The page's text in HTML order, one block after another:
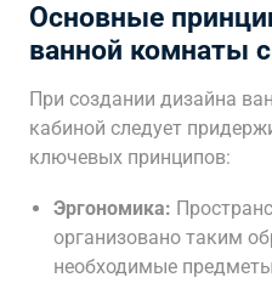
Основные
ванной комнаты
При создании дизайна
кабиной следует
ключевых принципов:
Эргономика:
организовано таким
необходимые